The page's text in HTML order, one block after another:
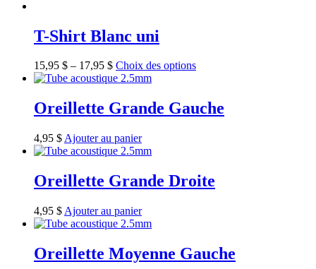
T-Shirt Blanc uni
15,95 $ – 17,95 $ Choix des options
Oreillette Grande Gauche
4,95 $ Ajouter au panier
Oreillette Grande Droite
4,95 $ Ajouter au panier
Oreillette Moyenne Gauche